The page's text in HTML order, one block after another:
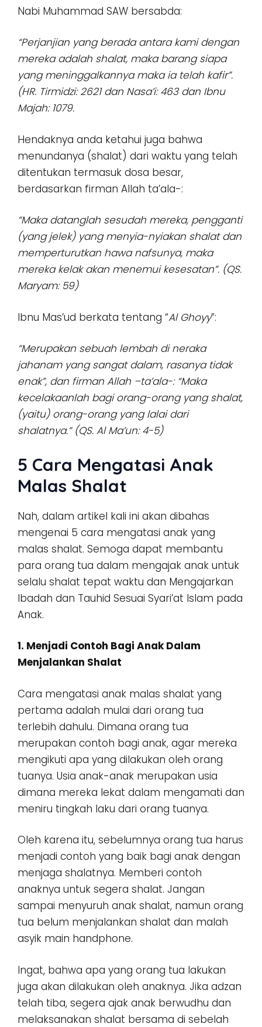
Nabi Muhammad SAW bersabda:
“Perjanjian yang berada antara kami dengan
mereka adalah shalat, maka barang siapa
yang meninggalkannya maka ia telah kafir”.
(HR. Tirmidzi: 2621 dan Nasa’i: 463 dan Ibnu
Majah: 1079.
Hendaknya anda ketahui juga bahwa
menundanya (shalat) dari waktu yang telah
ditentukan termasuk dosa besar,
berdasarkan firman Allah ta’ala-:
“Maka datanglah sesudah mereka, pengganti
(yang jelek) yang menyia-nyiakan shalat dan
memperturutkan hawa nafsunya, maka
mereka kelak akan menemui kesesatan”. (QS.
Maryam: 59)
Ibnu Mas’ud berkata tentang “Al Ghoyy”:
“Merupakan sebuah lembah di neraka
jahanam yang sangat dalam, rasanya tidak
enak”, dan firman Allah –ta’ala-: “Maka
kecelakaanlah bagi orang-orang yang shalat,
(yaitu) orang-orang yang lalai dari
shalatnya.” (QS. Al Ma’un: 4-5)
5 Cara Mengatasi Anak
Malas Shalat
Nah, dalam artikel kali ini akan dibahas
mengenai 5 cara mengatasi anak yang
malas shalat. Semoga dapat membantu
para orang tua dalam mengajak anak untuk
selalu shalat tepat waktu dan Mengajarkan
Ibadah dan Tauhid Sesuai Syari’at Islam pada
Anak.
1. Menjadi Contoh Bagi Anak Dalam
Menjalankan Shalat
Cara mengatasi anak malas shalat yang
pertama adalah mulai dari orang tua
terlebih dahulu. Dimana orang tua
merupakan contoh bagi anak, agar mereka
mengikuti apa yang dilakukan oleh orang
tuanya. Usia anak-anak merupakan usia
dimana mereka lekat dalam mengamati dan
meniru tingkah laku dari orang tuanya.
Oleh karena itu, sebelumnya orang tua harus
menjadi contoh yang baik bagi anak dengan
menjaga shalatnya. Memberi contoh
anaknya untuk segera shalat. Jangan
sampai menyuruh anak shalat, namun orang
tua belum menjalankan shalat dan malah
asyik main handphone.
Ingat, bahwa apa yang orang tua lakukan
juga akan dilakukan oleh anaknya. Jika adzan
telah tiba, segera ajak anak berwudhu dan
melaksanakan shalat bersama di sebelah